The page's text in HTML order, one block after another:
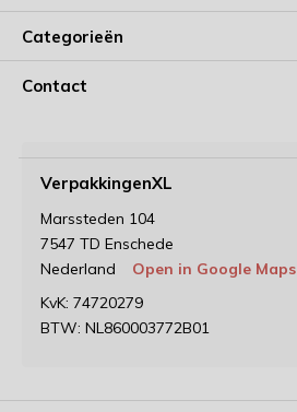
Categorieën
Contact
VerpakkingenXL
Marssteden 104
7547 TD Enschede
Nederland
Open in Google Maps
KvK: 74720279
BTW: NL860003772B01